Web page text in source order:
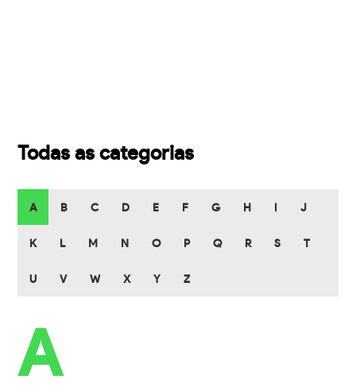
Todas as categorias
A B C D E F G H J
K L M N O P Q R S T
U V W X Y Z
A